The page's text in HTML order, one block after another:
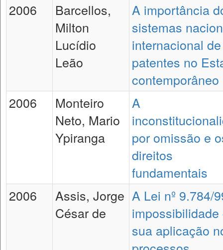
2006
Barcellos,
Milton
Lucídio
Leão
A importância
sistemas
internacional de
patentes no
contemporâneo
2006
Monteiro
Neto, Mario
Ypiranga
A
por omissão e
direitos
fundamentais
2006
Assis, Jorge
César de
A Lei nº 9.784/
impossibilidade
sua aplicação